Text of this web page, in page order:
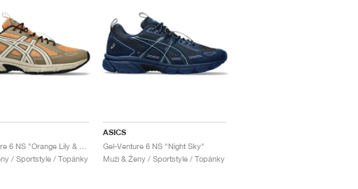
/ Sportstyle / Topánky
ASICS
Gel-Venture 6 NS "Night Sky"
Muži & Ženy / Sportstyle / Topánky